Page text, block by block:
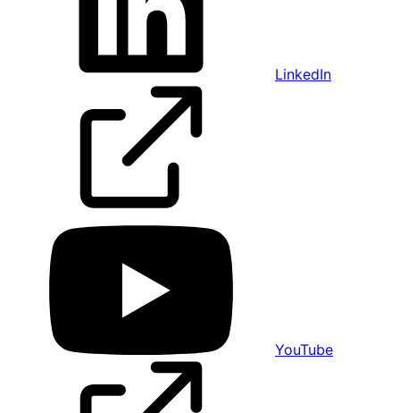
LinkedIn
YouTube